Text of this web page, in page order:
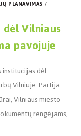
PLANAVIMAS/
Vilniaus
pavojuje
dėl
Vilniuje. Partija
Vilniaus miesto
rengėjams,